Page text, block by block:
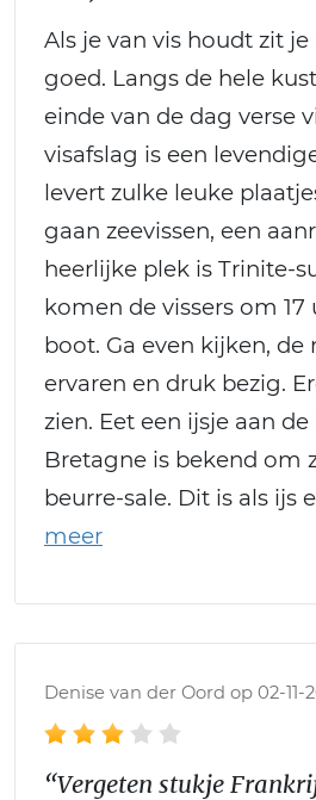
Als je van vis houdt zit
goed. Langs de hele
einde van de dag verse
visafslag is een
levert zulke leuke
gaan zeevissen, een
heerlijke plek is Trinite-
komen de vissers om
boot. Ga even kijken, de
ervaren en druk bezig.
zien. Eet een ijsje aan
Bretagne is bekend om
beurre-sale. Dit is als ijs
Denise van der Oord op 02-11-
“Vergeten stukje